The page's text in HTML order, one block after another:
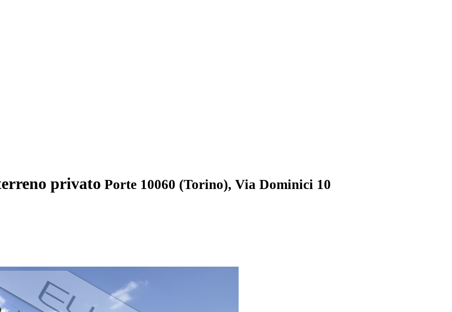
privato Porte 10060 (Torino), Via Dominici 10